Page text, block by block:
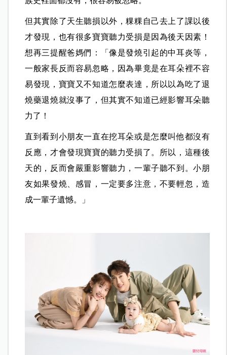
但其實除了天生聽損以外，粿粿自己去上了課以後
才發現，也有很多寶寶聽力受損是因為後天因素！
想再三提醒爸媽們：「像是發燒引起的中耳炎等，
一般家長反而容易忽略，因為畢竟是在耳朵裡不容
易發現，寶寶又不知道怎麼表達，所以以為吃了退
燒藥退燒就沒事了，但其實不知道已經影響耳朵聽
力了！
直到看到小朋友一直在挖耳朵或是怎麼叫他都沒有
反應，才會發現寶寶的聽力受損了。所以，這種後
天的，反而會嚴重影響聽力，一輩子聽不到。小朋
友如果發燒、感冒，一定要多注意，不要輕忽，造
成一輩子遺憾。」